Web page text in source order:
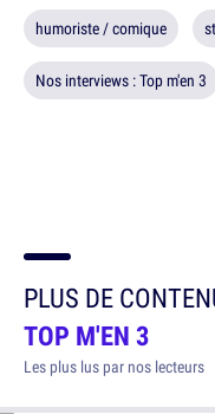
humoriste / comique
Nos interviews : Top m'en 3
PLUS DE
TOP M'EN 3
Les plus lus par nos lecteurs